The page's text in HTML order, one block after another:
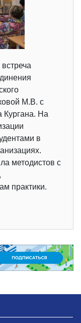
М.В. с
Кургана. На
в
методистов с
практики.